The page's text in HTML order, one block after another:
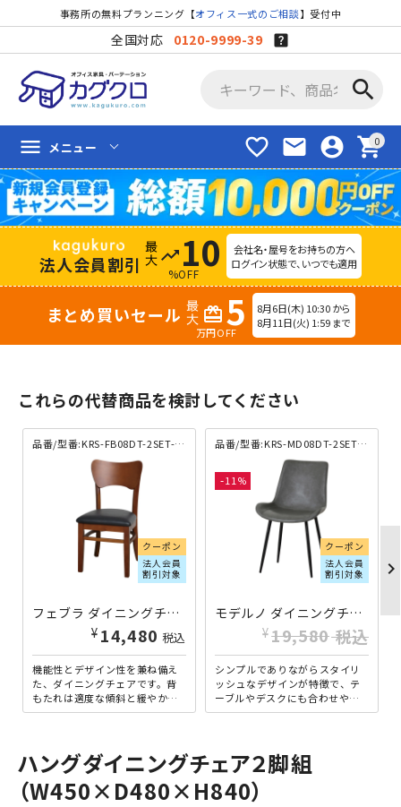
事務所の無料プランニング【オフィス一式のご相談】受付中
全国対応 0120-9999-39
search
favorite_border mail account_circle shopping_cart
menu メニュー
法人会員割引 trending_up 10
%OFF
会社名・屋号をお持ちの方へ
ログイン状態で、いつでも適用
まとめ買いセール redeem 5
万円OFF
8月6日(木) 10:30 から
8月11日(火) 1:59 まで
これらの代替商品を検討してください
品番/型番:KRS-FB08DT-2SET-BR
クーポン
法人会員
割引対象
フェブラ ダイニングチェア W410×D475×H805 2脚セット ブラウン
¥ 14,480 税込
機能性とデザイン性を兼ね備え
た、ダイニングチェアです。背
もたれは適度な傾斜と緩やかな
カーブを採用しており、背中を
品番/型番:KRS-MD08DT-2SET-GR
11
クーポン
法人会員
割引対象
モデルノ ダイニングチェア W520×D600×H840 2脚セット グレー
¥19,580税込
シンプルでありながらスタイリ
ッシュなデザインが特徴で、テ
ーブルやデスクにも合わせやす
いダイニングチェアです。異素
chevron_right
ハングダイニングチェア２脚組
（W450×D480×H840）